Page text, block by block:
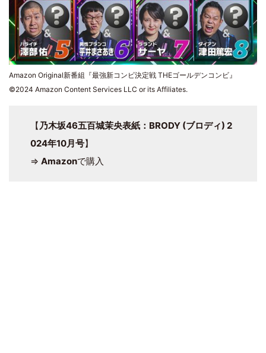
Amazon Original新番組『最強新コンビ決定戦 THEゴールデンコンビ』
©2024 Amazon Content Services LLC or its Affiliates.
【乃木坂46五百城茉央表紙：BRODY (ブロディ) 2
024年10月号】
⇒ Amazonで購入